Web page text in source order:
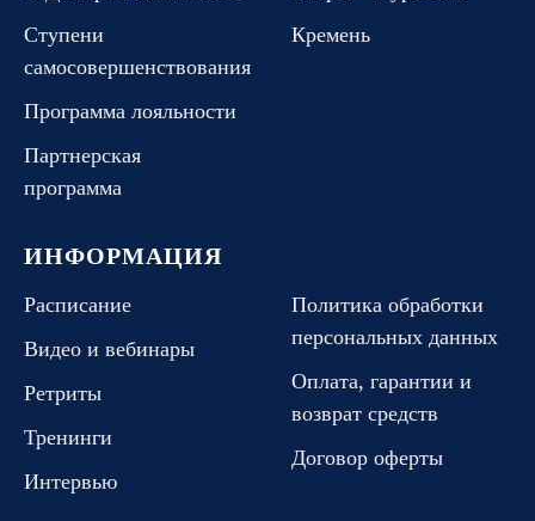
Ступени
самосовершенствования
Программа лояльности
Партнерская
программа
Кремень
ИНФОРМАЦИЯ
Расписание
Видео и вебинары
Ретриты
Тренинги
Интервью
Политика обработки
персональных данных
Оплата, гарантии и
возврат средств
Договор оферты